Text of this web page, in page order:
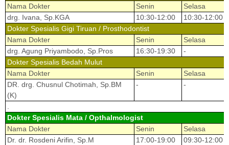
Nama Dokter
Senin
Selasa
drg. Ivana, Sp.KGA
10:30-12:00
10:30-12:00
Dokter Spesialis Gigi Tiruan / Prosthodontist
Nama Dokter
Senin
Selasa
drg. Agung Priyambodo, Sp.Pros
16:30-19:30
-
Dokter Spesialis Bedah Mulut
Nama Dokter
Senin
Selasa
DR. drg. Chusnul Chotimah, Sp.BM
(K)
- -
.
Dokter Spesialis Mata / Opthalmologist
Nama Dokter
Senin
Selasa
Dr. dr. Rosdeni Arifin, Sp.M
17:00-19:00
09:30-12:00